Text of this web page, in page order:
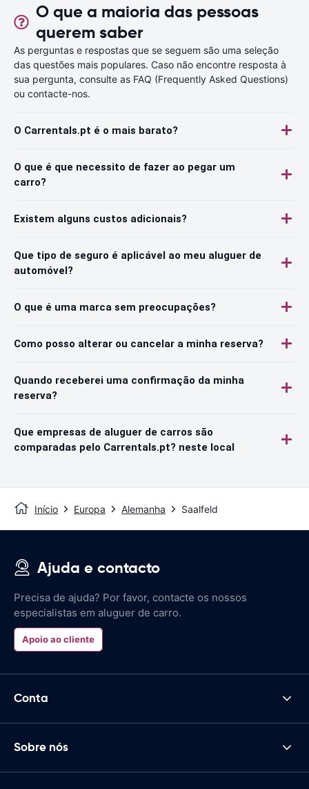
O que a maioria das pessoas
querem saber
As perguntas e respostas que se seguem são uma seleção
das questões mais populares. Caso não encontre resposta à
sua pergunta, consulte as FAQ (Frequently Asked Questions)
ou contacte-nos.
O Carrentals.pt é o mais barato?
O que é que necessito de fazer ao pegar um
carro?
Existem alguns custos adicionais?
Que tipo de seguro é aplicável ao meu aluguer de
automóvel?
O que é uma marca sem preocupações?
Como posso alterar ou cancelar a minha reserva?
Quando receberei uma confirmação da minha
reserva?
Que empresas de aluguer de carros são
comparadas pelo Carrentals.pt? neste local
Início Europa Alemanha Saalfeld
Ajuda e contacto
Precisa de ajuda? Por favor, contacte os nossos
especialistas em aluguer de carro.
Apoio ao cliente
Conta
Sobre nós